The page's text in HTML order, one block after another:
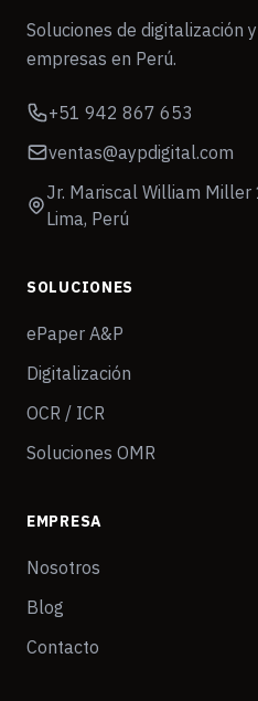
Soluciones de digitalización
empresas en Perú.
+51 942 867 653
ventas@aypdigital.com
Jr. Mariscal William Miller
Lima, Perú
SOLUCIONES
ePaper A&P
Digitalización
OCR / ICR
Soluciones OMR
EMPRESA
Nosotros
Blog
Contacto